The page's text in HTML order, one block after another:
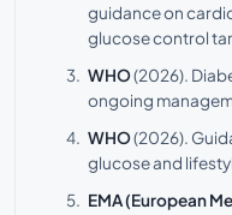
guidance on
glucose control
WHO(2026).
ongoing
WHO(2026).
glucose and
EMA (European